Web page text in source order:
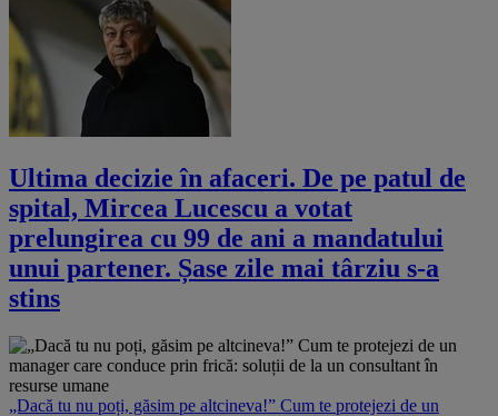
Ultima decizie în afaceri. De pe patul de
spital, Mircea Lucescu a votat
prelungirea cu 99 de ani a mandatului
unui partener. Șase zile mai târziu s-a
stins
„Dacă tu nu poți, găsim pe altcineva!” Cum te protejezi de un